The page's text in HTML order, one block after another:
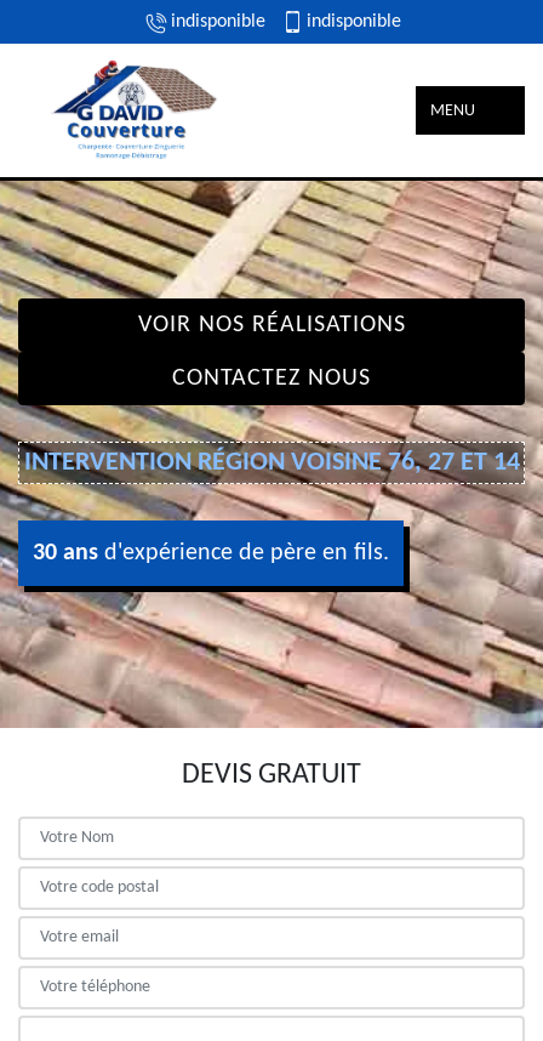
indisponible indisponible
MENU
VOIR NOS RÉALISATIONS
CONTACTEZ NOUS
INTERVENTION RÉGION VOISINE 76, 27 ET 14
30 ans d'expérience de père en fils.
DEVIS GRATUIT